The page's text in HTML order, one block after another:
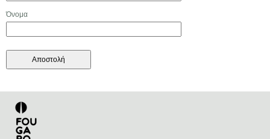
τ
ο
N
w
Όνομα